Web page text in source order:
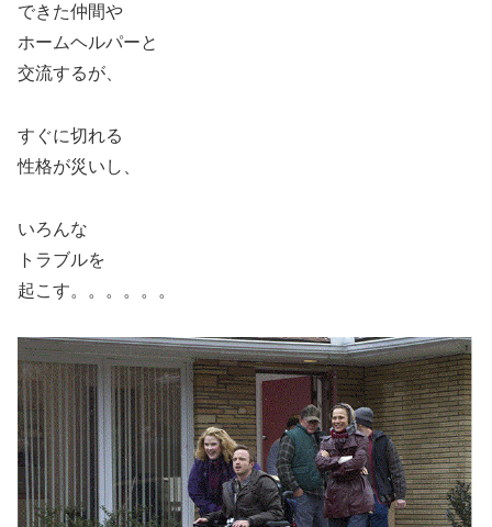
できた仲間や
ホームヘルパーと
交流するが、
すぐに切れる
性格が災いし、
いろんな
トラブルを
起こす。。。。。。